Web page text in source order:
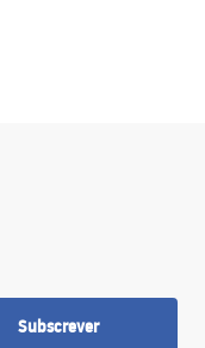
Subscrever